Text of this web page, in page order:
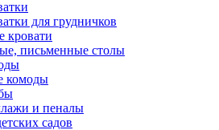
для грудничков
кровати
письменные столы
комоды
и пеналы
садов